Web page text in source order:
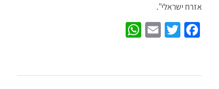
אזרח ישראלי".
Fa
o
T
er
E
sA